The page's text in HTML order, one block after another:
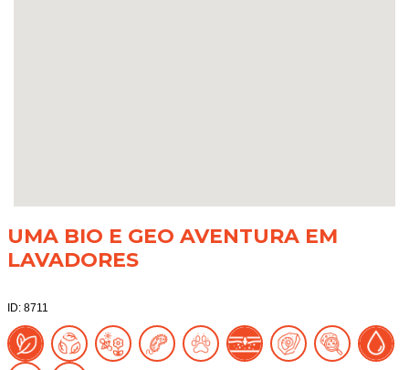
UMA BIO E GEO AVENTURA EM
LAVADORES
ID: 8711